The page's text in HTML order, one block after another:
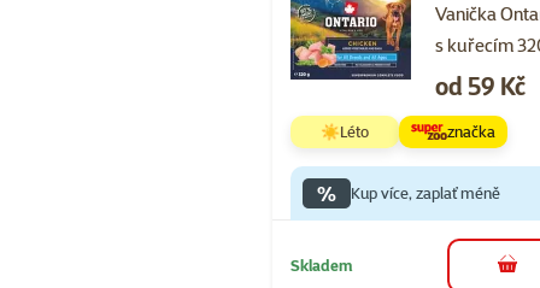
Vanička
s kuřecím
Cena
od 59 Kč
☀️Léto značka
% Kup více, zaplať méně
Skladem do